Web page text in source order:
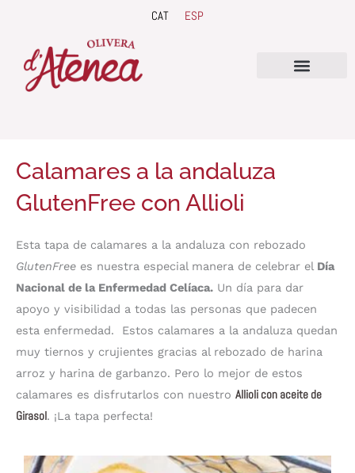
contenido
CAT ESP
Calamares a la andaluza
GlutenFree con Allioli
Esta tapa de calamares a la andaluza con rebozado
GlutenFree es nuestra especial manera de celebrar el Día
Nacional de la Enfermedad Celíaca. Un día para dar
apoyo y visibilidad a todas las personas que padecen
esta enfermedad. Estos calamares a la andaluza quedan
muy tiernos y crujientes gracias al rebozado de harina
arroz y harina de garbanzo. Pero lo mejor de estos
calamares es disfrutarlos con nuestro Allioli con aceite de
Girasol . ¡La tapa perfecta!
minutos